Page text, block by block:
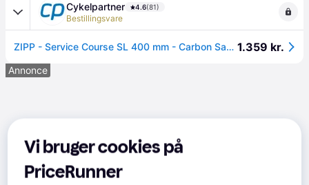
Cykelpartner 4.6(81)
Bestillingsvare
ZIPP - Service Course SL 400 mm - Carbon Sadelpind - Ø27,2 mm - 0mm Offset - Sort. 1.359 kr.
Annonce
Vi bruger cookies på
PriceRunner